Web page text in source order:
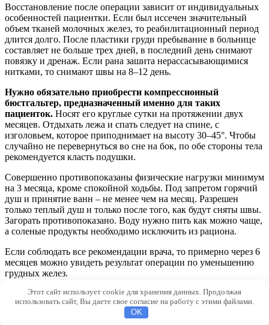
Восстановление после операции зависит от индивидуальных
особенностей пациентки. Если был иссечен значительный
объем тканей молочных желез, то реабилитационный период
длится долго. После пластики груди пребывание в больнице
составляет не больше трех дней, в последний день снимают
повязку и дренаж. Если рана зашита нерассасывающимися
нитками, то снимают швы на 8–12 день.
Нужно обязательно приобрести компрессионный
бюстгальтер, предназначенный именно для таких
пациенток. Носят его круглые сутки на протяжении двух
месяцев. Отдыхать лежа и спать следует на спине, с
изголовьем, которое приподнимает на высоту 30–45°. Чтобы
случайно не перевернуться во сне на бок, по обе стороны тела
рекомендуется класть подушки.
Совершенно противопоказаны физические нагрузки минимум
на 3 месяца, кроме спокойной ходьбы. Под запретом горячий
душ и принятие ванн – не менее чем на месяц. Разрешен
только теплый душ и только после того, как будут сняты швы.
Загорать противопоказано. Воду нужно пить как можно чаще,
а соленые продукты необходимо исключить из рациона.
Если соблюдать все рекомендации врача, то примерно через 6
месяцев можно увидеть результат операции по уменьшению
грудных желез.
© 2026 Pokrasote.com
Этот сайт использует cookie для хранения данных. Продолжая
использовать сайт, Вы даете свое согласие на работу с этими файлами.
OK